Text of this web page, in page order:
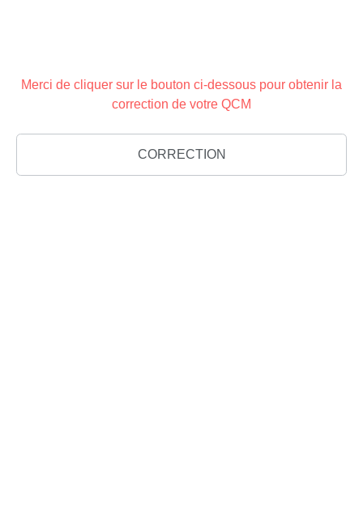
Merci de cliquer sur le bouton ci-dessous pour obtenir la
correction de votre QCM